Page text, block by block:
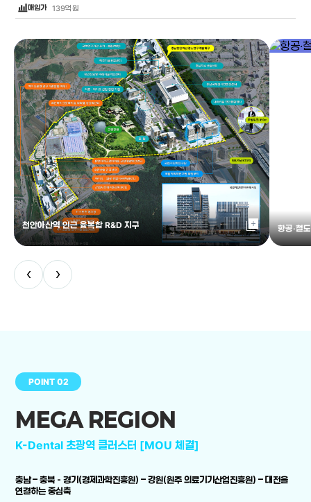
bar_chart_4_bars매입가 139억원
천안아산역 인근 융복합 R&D 지구 library_add 항공·철
‹ ›
POINT 02
MEGA REGION
K-Dental 초광역 클러스터 [MOU 체결]
충남 – 충북 - 경기(경제과학진흥원) – 강원(원주 의료기기산업진흥원) – 대전을
연결하는 중심축